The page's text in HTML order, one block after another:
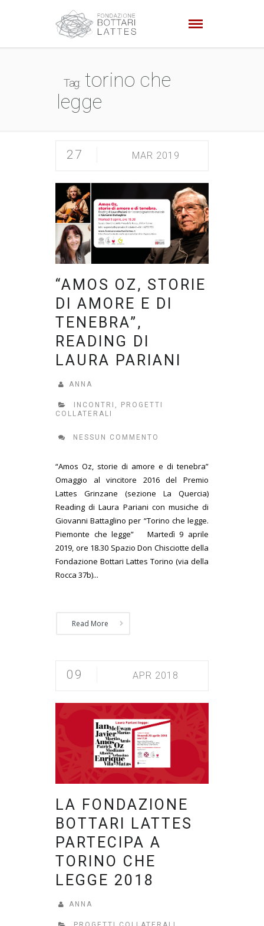
Tag:torino che
legge
27 MAR 2019
“AMOS OZ, STORIE
DI AMORE E DI
TENEBRA”,
READING DI
LAURA PARIANI
ANNA
INCONTRI , PROGETTI
COLLATERALI
NESSUN COMMENTO
“Amos Oz, storie di amore e di tenebra”
Omaggio al vincitore 2016 del Premio
Lattes Grinzane (sezione La Quercia)
Reading di Laura Pariani con musiche di
Giovanni Battaglino per “Torino che legge.
Piemonte che legge” Martedì 9 aprile
2019, ore 18.30 Spazio Don Chisciotte della
Fondazione Bottari Lattes Torino (via della
Rocca 37b)...
Read More
09 APR 2018
LA FONDAZIONE
BOTTARI LATTES
PARTECIPA A
TORINO CHE
LEGGE 2018
ANNA